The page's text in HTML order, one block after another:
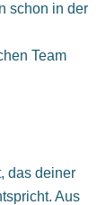
schon in der
Team
das deiner
Aus